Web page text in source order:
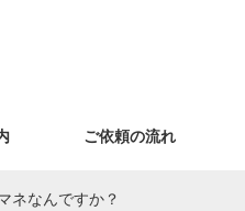
ご依頼の流れ
ネなんですか？